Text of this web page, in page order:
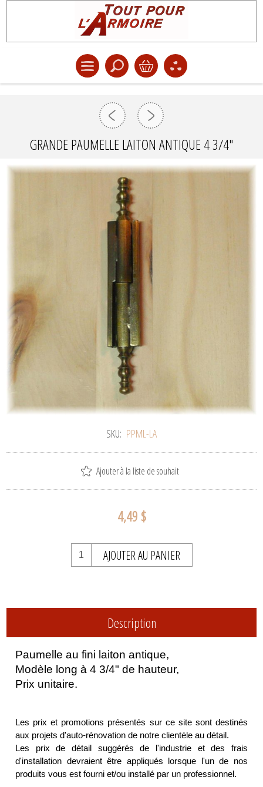
GRANDE PAUMELLE LAITON ANTIQUE 4 3/4"
SKU: PPML-LA
Ajouter à la liste de souhait
4,49 $
AJOUTER AU PANIER
Description
Paumelle au fini laiton antique,
Modèle long à 4 3/4" de hauteur,
Prix unitaire.
Les prix et promotions présentés sur ce site sont destinés
aux projets d'auto-rénovation de notre clientèle au détail.
Les prix de détail suggérés de l'industrie et des frais
d'installation devraient être appliqués lorsque l'un de nos
produits vous est fourni et/ou installé par un professionnel.